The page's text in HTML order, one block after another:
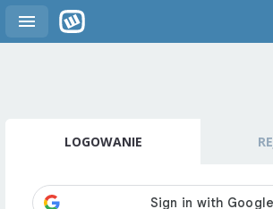
LOGOWANIE